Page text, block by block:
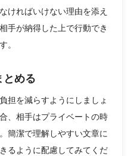
ければいけない理由を添え
手が納得した上で行動でき
。
める
担を減らすようにしましょ
、相手はプライベートの時
簡潔で理解しやすい文章に
るように配慮してみてくだ